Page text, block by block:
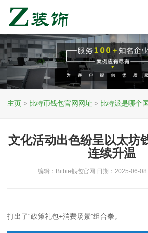
主页 > 比特币钱包官网网址 > 比特派是哪个
文化活动出色纷呈以太坊
连续升温
编辑：Bitbie钱包官网 日期：2025-06-08
打出了“政策礼包+消费场景”组合拳。